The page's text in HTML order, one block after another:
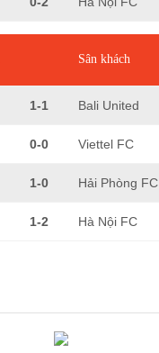
Sân khách
1-1 Bali United
0-0 Viettel FC
1-0 Hải Phòng FC
1-2 Hà Nội FC